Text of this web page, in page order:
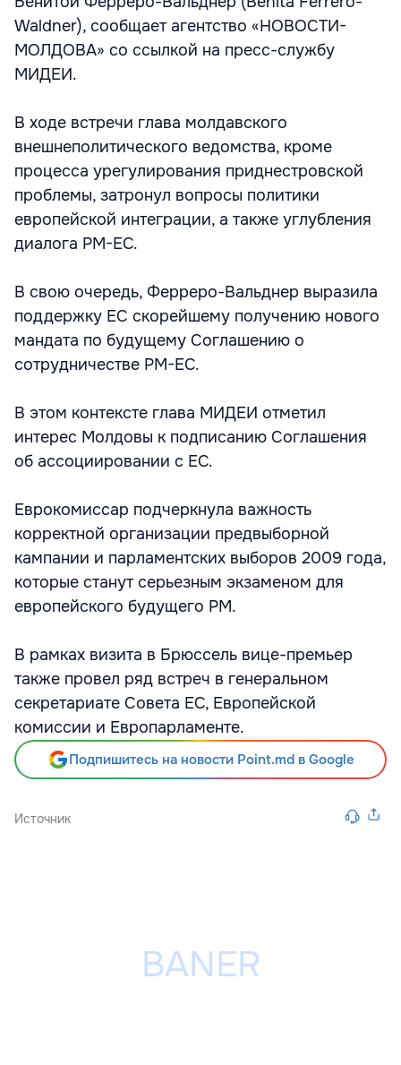
Waldner), сообщает агентство «НОВОСТИ-
МОЛДОВА» со ссылкой на пресс-службу
МИДЕИ.
В ходе встречи глава молдавского
внешнеполитического ведомства, кроме
процесса урегулирования приднестровской
проблемы, затронул вопросы политики
европейской интеграции, а также углубления
диалога РМ-ЕС.
В свою очередь, Ферреро-Вальднер выразила
поддержку ЕС скорейшему получению нового
мандата по будущему Соглашению о
сотрудничестве РМ-ЕС.
В этом контексте глава МИДЕИ отметил
интерес Молдовы к подписанию Соглашения
об ассоциировании с ЕС.
Еврокомиссар подчеркнула важность
корректной организации предвыборной
кампании и парламентских выборов 2009 года,
которые станут серьезным экзаменом для
европейского будущего РМ.
В рамках визита в Брюссель вице-премьер
также провел ряд встреч в генеральном
секретариате Совета ЕС, Европейской
комиссии и Европарламенте.
Подпишитесь на новости Point.md в Google
Источник